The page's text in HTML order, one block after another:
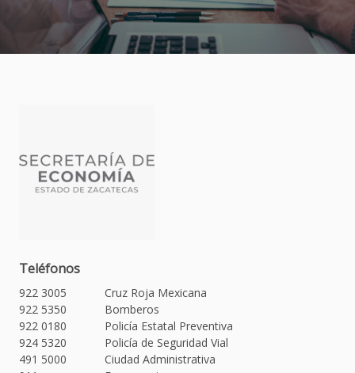
Teléfonos
922 3005
Cruz Roja Mexicana
922 5350
Bomberos
922 0180
Policía Estatal Preventiva
924 5320
Policía de Seguridad Vial
491 5000
Ciudad Administrativa